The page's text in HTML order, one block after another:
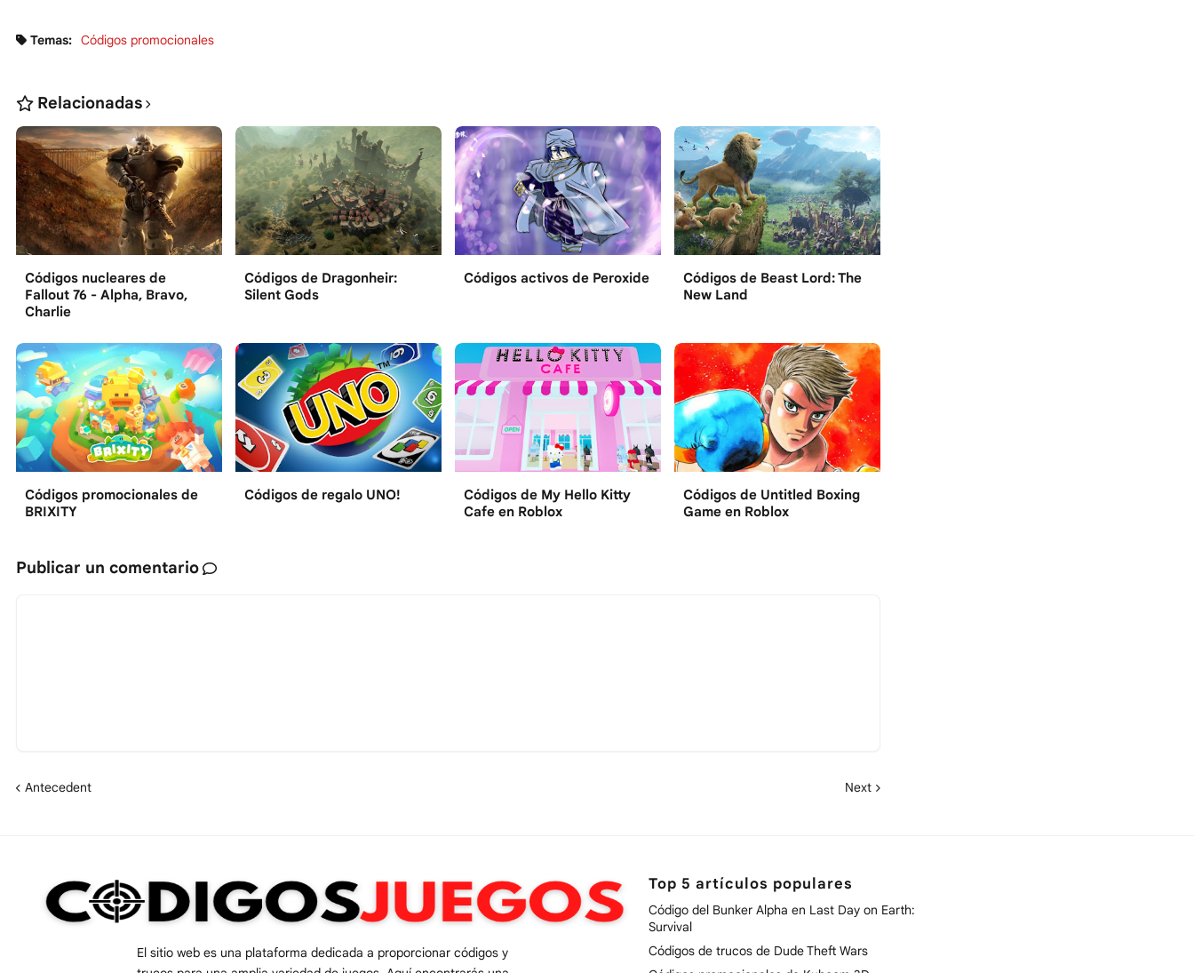
Temas: Códigos promocionales
Relacionadas
Códigos nucleares de
Fallout 76 - Alpha, Bravo,
Charlie
Códigos de Dragonheir:
Silent Gods
Códigos activos de Peroxide
Códigos de Beast Lord: The
New Land
Códigos promocionales de
BRIXITY
Códigos de regalo UNO!
Códigos de My Hello Kitty
Cafe en Roblox
Códigos de Untitled Boxing
Game en Roblox
Publicar un comentario
Antecedent Next
El sitio web es una plataforma dedicada a proporcionar códigos y
Top 5 artículos populares
Código del Bunker Alpha en Last Day on Earth:
Survival
Códigos de trucos de Dude Theft Wars